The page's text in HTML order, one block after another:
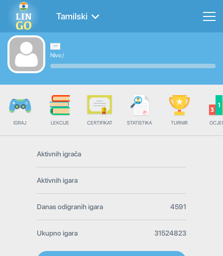
Tamilski
Nivo/
IGRAJ LEKCIJE CERTIFIKAT STATISTIKA TURNIR
Aktivnih igrača
Aktivnih igara
Danas odigranih igara 4591
Ukupno igara 31524823